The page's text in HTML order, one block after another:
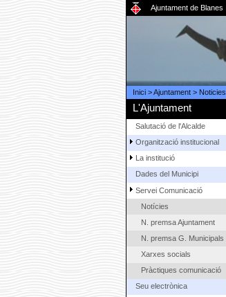
Ajuntament de Blanes
Inici>Ajuntament> Noticies
L'Ajuntament
Salutació de l'Alcalde
Organització institucional
La institució
Dades del Municipi
Servei Comunicació
Notícies
N. premsa Ajuntament
N. premsa G. Municipals
Xarxes socials
Pràctiques comunicació
Seu electrònica